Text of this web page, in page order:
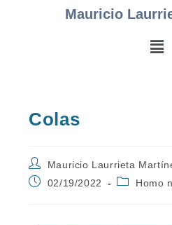
Mauricio
Colas
Mauricio Laurrieta
02/19/2022
Homo